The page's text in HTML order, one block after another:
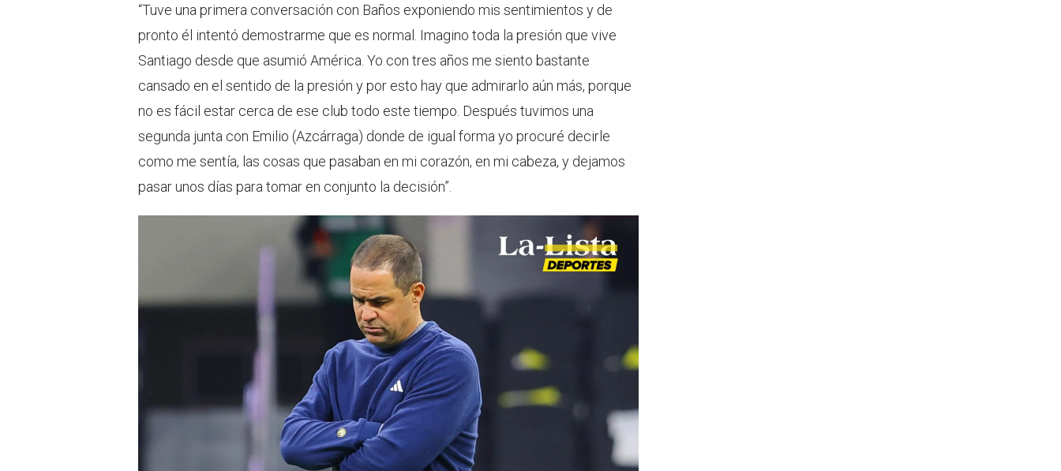
“Tuve una primera conversación con Baños exponiendo mis sentimientos y de
pronto él intentó demostrarme que es normal. Imagino toda la presión que vive
Santiago desde que asumió América. Yo con tres años me siento bastante
cansado en el sentido de la presión y por esto hay que admirarlo aún más, porque
no es fácil estar cerca de ese club todo este tiempo. Después tuvimos una
segunda junta con Emilio (Azcárraga) donde de igual forma yo procuré decirle
como me sentía, las cosas que pasaban en mi corazón, en mi cabeza, y dejamos
pasar unos días para tomar en conjunto la decisión”.